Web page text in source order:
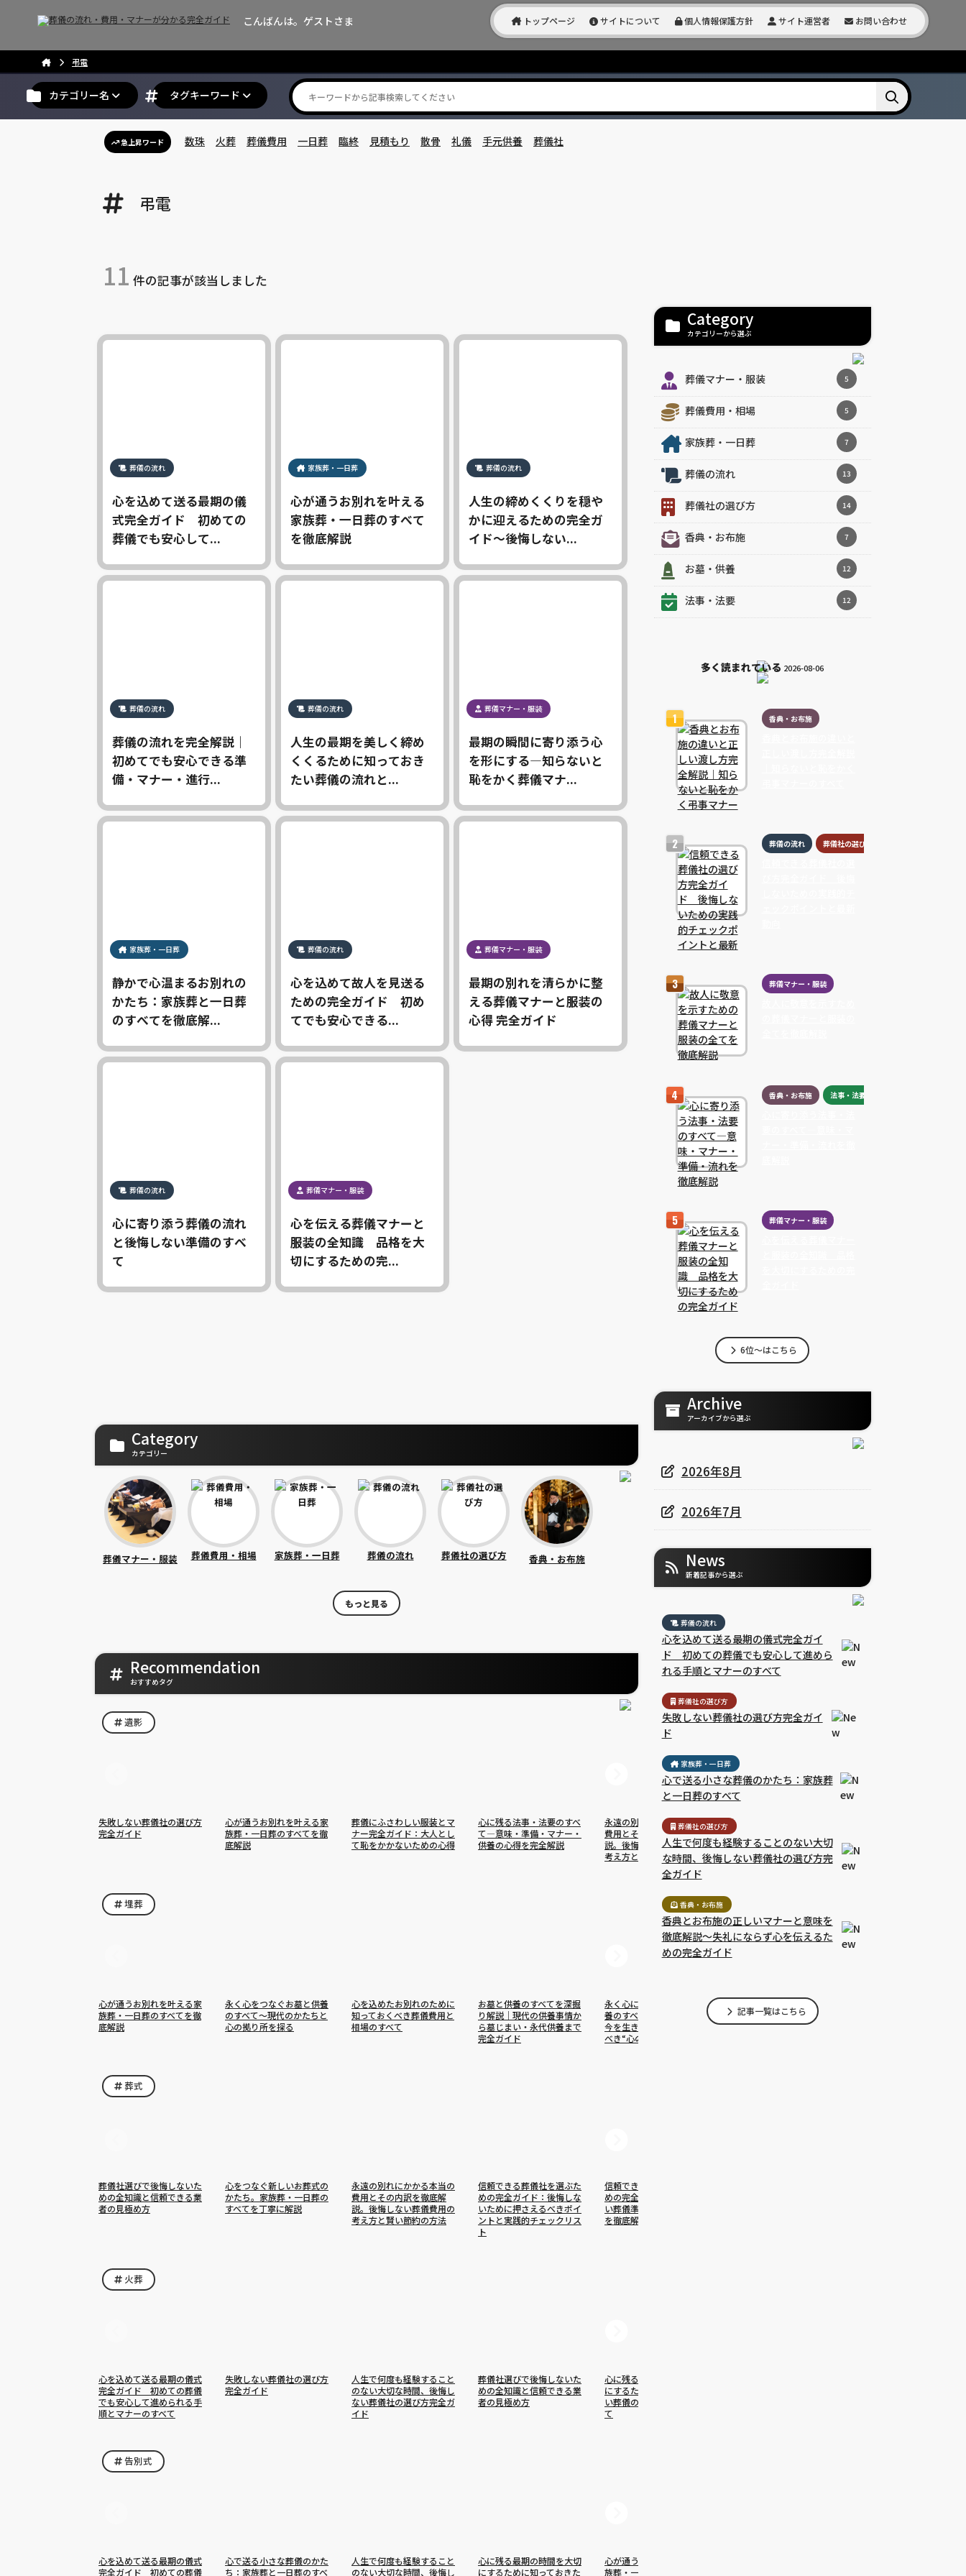
こんばんは。ゲストさま トップページ サイトについて 個人情報保護方針 サイト運営者 お問い合わせ
弔電
カテゴリー名 タグキーワード
急上昇ワード 数珠 火葬 葬儀費用 一日葬 臨終 見積もり 散骨 礼儀 手元供養 葬儀社
弔電
11 件の記事が該当しました
葬儀の流れ
心を込めて送る最期の儀
式完全ガイド 初めての
葬儀でも安心して...
家族葬・一日葬
心が通うお別れを叶える
家族葬・一日葬のすべて
を徹底解説
葬儀の流れ
人生の締めくくりを穏や
かに迎えるための完全ガ
イド〜後悔しない...
葬儀の流れ
葬儀の流れを完全解説｜
初めてでも安心できる準
備・マナー・進行...
葬儀の流れ
人生の最期を美しく締め
くくるために知っておき
たい葬儀の流れと...
葬儀マナー・服装
最期の瞬間に寄り添う心
を形にする―知らないと
恥をかく葬儀マナ...
家族葬・一日葬
静かで心温まるお別れの
かたち：家族葬と一日葬
のすべてを徹底解...
葬儀の流れ
心を込めて故人を見送る
ための完全ガイド 初め
てでも安心できる...
葬儀マナー・服装
最期の別れを清らかに整
える葬儀マナーと服装の
心得 完全ガイド
葬儀の流れ
心に寄り添う葬儀の流れ
と後悔しない準備のすべ
て
葬儀マナー・服装
心を伝える葬儀マナーと
服装の全知識 品格を大
切にするための完...
Category
カテゴリー
葬儀マナー・服装 葬儀費用・相場 家族葬・一日葬 葬儀の流れ 葬儀社の選び方 香典・お布施
もっと見る
Recommendation
おすすめタグ
遺影
失敗しない葬儀社の選び方
完全ガイド
心が通うお別れを叶える家
族葬・一日葬のすべてを徹
底解説
葬儀にふさわしい服装とマ
ナー完全ガイド：大人とし
て恥をかかないための心得
心に残る法事・法要のすべ
て―意味・準備・マナー・
供養の心得を完全解説
永遠の別れにかかる本当の
費用とその内訳を徹底解
説。後悔しない葬儀費用の
考え方と賢い節約の方法
永く心に残る葬儀を実現す
るための完全ガイド〜葬儀
費用・相場・内訳・節約術
のすべて
相場のすべて
埋葬
心が通うお別れを叶える家
族葬・一日葬のすべてを徹
底解説
永く心をつなぐお墓と供養
のすべて〜現代のかたちと
心の拠り所を探る
心を込めたお別れのために
知っておくべき葬儀費用と
相場のすべて
お墓と供養のすべてを深掘
り解説｜現代の供養事情か
ら墓じまい・永代供養まで
完全ガイド
永く心に寄り添うお墓と供
養のすべてを知るために。
今を生きる私たちが考える
べき“心の帰る場所”とは
永く受け継がれる心と形―
現代におけるお墓と供養の
すべて
葬式
葬儀社選びで後悔しないた
めの全知識と信頼できる業
者の見極め方
心をつなぐ新しいお葬式の
かたち。家族葬・一日葬の
すべてを丁寧に解説
永遠の別れにかかる本当の
費用とその内訳を徹底解
説。後悔しない葬儀費用の
考え方と賢い節約の方法
信頼できる葬儀社を選ぶた
めの完全ガイド：後悔しな
いために押さえるべきポイ
ントと実践的チェックリス
ト
信頼できる葬儀社を選ぶた
めの完全ガイド〜後悔しな
い葬儀準備と比較ポイント
を徹底解説
火葬
心を込めて送る最期の儀式
完全ガイド 初めての葬儀
でも安心して進められる手
順とマナーのすべて
失敗しない葬儀社の選び方
完全ガイド
人生で何度も経験すること
のない大切な時間、後悔し
ない葬儀社の選び方完全ガ
イド
葬儀社選びで後悔しないた
めの全知識と信頼できる業
者の見極め方
心に残る最期の時間を大切
にするために知っておきた
い葬儀の流れと準備のすべ
て
告別式
心を込めて送る最期の儀式
完全ガイド 初めての葬儀
心で送る小さな葬儀のかた
ち：家族葬と一日葬のすべ
人生で何度も経験すること
のない大切な時間、後悔し
心に残る最期の時間を大切
にするために知っておきた
心が通うお別れを叶える家
族葬・一日葬のすべてを徹
Category
カテゴリーから選ぶ
葬儀マナー・服装 5
葬儀費用・相場 5
家族葬・一日葬 7
葬儀の流れ 13
葬儀社の選び方 14
香典・お布施 7
お墓・供養 12
法事・法要 12
多く読まれている 2026-08-06
香典・お布施
葬儀の流れ 葬儀社の選び方
葬儀マナー・服装
香典・お布施 法事・法要
葬儀マナー・服装
6位～はこちら
Archive
アーカイブから選ぶ
2026年8月
2026年7月
News
新着記事から選ぶ
葬儀の流れ
心を込めて送る最期の儀式完全ガイ
ド 初めての葬儀でも安心して進めら
れる手順とマナーのすべて
葬儀社の選び方
失敗しない葬儀社の選び方完全ガイ
ド
家族葬・一日葬
心で送る小さな葬儀のかたち：家族葬
と一日葬のすべて
葬儀社の選び方
人生で何度も経験することのない大切
な時間、後悔しない葬儀社の選び方完
全ガイド
香典・お布施
香典とお布施の正しいマナーと意味を
徹底解説〜失礼にならず心を伝えるた
めの完全ガイド
記事一覧はこちら